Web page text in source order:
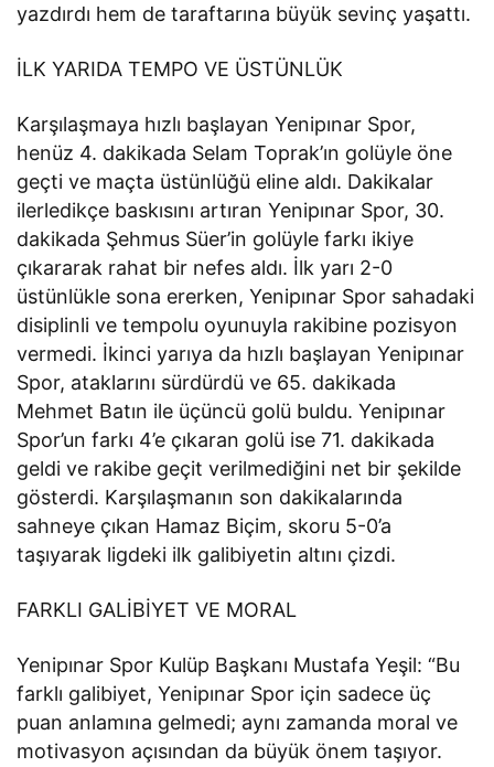
yazdırdı hem de taraftarına büyük sevinç yaşattı.
İLK YARIDA TEMPO VE ÜSTÜNLÜK
Karşılaşmaya hızlı başlayan Yenipınar Spor,
henüz 4. dakikada Selam Toprak’ın golüyle öne
geçti ve maçta üstünlüğü eline aldı. Dakikalar
ilerledikçe baskısını artıran Yenipınar Spor, 30.
dakikada Şehmus Süer’in golüyle farkı ikiye
çıkararak rahat bir nefes aldı. İlk yarı 2-0
üstünlükle sona ererken, Yenipınar Spor sahadaki
disiplinli ve tempolu oyunuyla rakibine pozisyon
vermedi. İkinci yarıya da hızlı başlayan Yenipınar
Spor, ataklarını sürdürdü ve 65. dakikada
Mehmet Batın ile üçüncü golü buldu. Yenipınar
Spor’un farkı 4’e çıkaran golü ise 71. dakikada
geldi ve rakibe geçit verilmediğini net bir şekilde
gösterdi. Karşılaşmanın son dakikalarında
sahneye çıkan Hamaz Biçim, skoru 5-0’a
taşıyarak ligdeki ilk galibiyetin altını çizdi.
FARKLI GALİBİYET VE MORAL
Yenipınar Spor Kulüp Başkanı Mustafa Yeşil: “Bu
farklı galibiyet, Yenipınar Spor için sadece üç
puan anlamına gelmedi; aynı zamanda moral ve
motivasyon açısından da büyük önem taşıyor.